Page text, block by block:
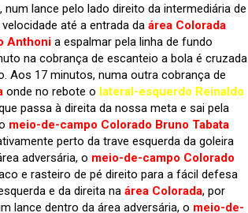
lance pelo lado direito da intermediária de
até a entrada da área Colorada
Anthoni a espalmar pela linha de fundo
na cobrança de escanteio a bola é cruzada
Aos 17 minutos, numa outra cobrança de
onde no rebote o lateral-esquerdo Reinaldo
passa à direita da nossa meta e sai pela
meio-de-campo Colorado Bruno Tabata
perto da trave esquerda da goleira
adversária, o meio-de-campo Colorado
e rasteiro de pé direito para a fácil defesa
e da direita na área Colorada, por
lance dentro da área adversária, o meio-de-